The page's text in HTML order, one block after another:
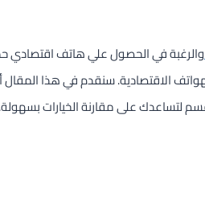
والرغبة في الحصول علي هاتف اقتصادي
على مقارنة الخيارات بسهولة.